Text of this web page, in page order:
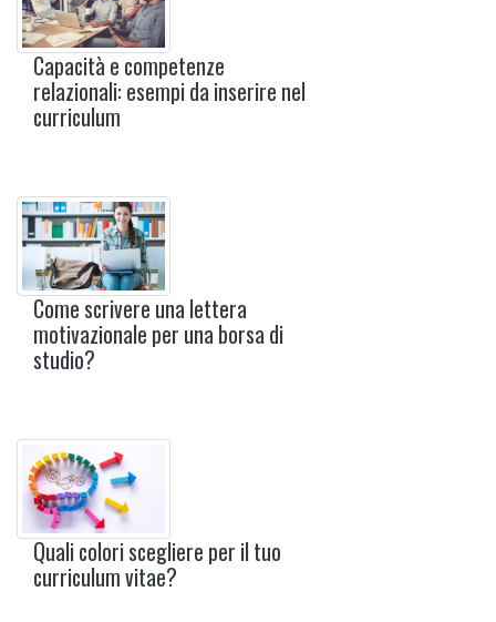
Capacità e competenze
relazionali: esempi da inserire nel
curriculum
Come scrivere una lettera
motivazionale per una borsa di
studio?
Quali colori scegliere per il tuo
curriculum vitae?